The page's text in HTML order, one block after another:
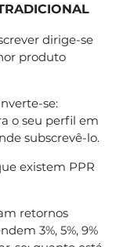
dirige-se
produto
se:
o seu perfil em
subscrevê-lo.
existem PPR
retornos
3%, 5%, 9%